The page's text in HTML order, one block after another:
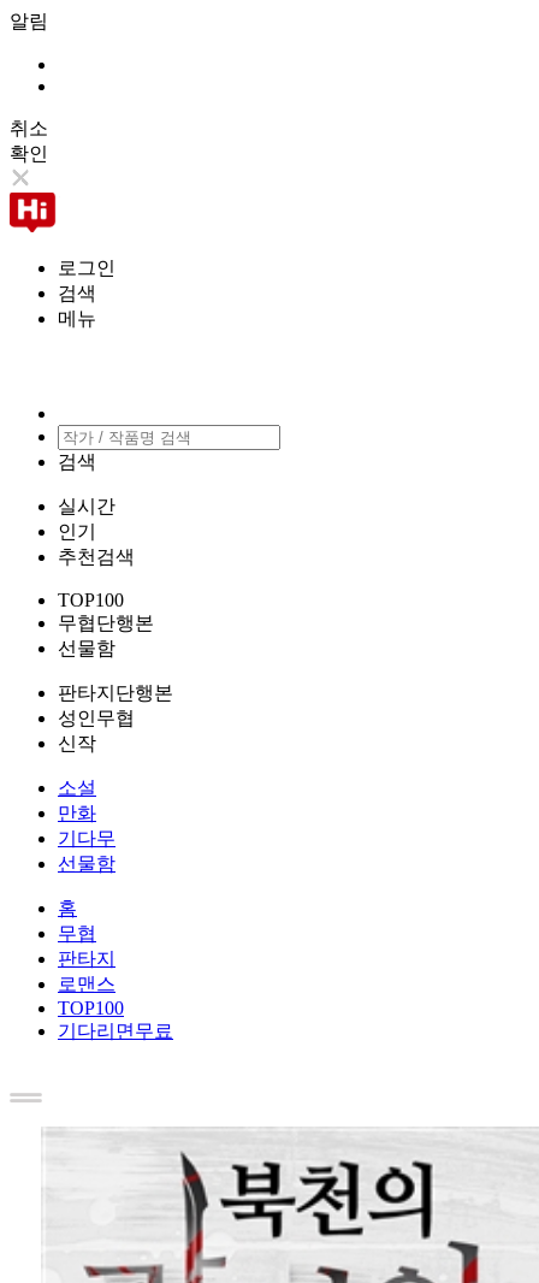
알림
취소
확인
로그인
검색
메뉴
검색
실시간
인기
추천검색
TOP100
무협단행본
선물함
판타지단행본
성인무협
신작
소설
만화
기다무
선물함
홈
무협
판타지
로맨스
TOP100
기다리면무료